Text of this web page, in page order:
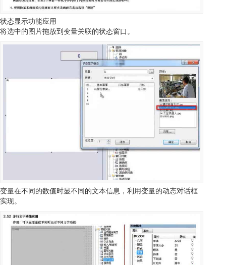
状态显示功能应用
将选中的图片拖放到变量关联的状态窗口。
变量在不同的数值时显不同的文本信息，利用变量的动态对话框
实现。